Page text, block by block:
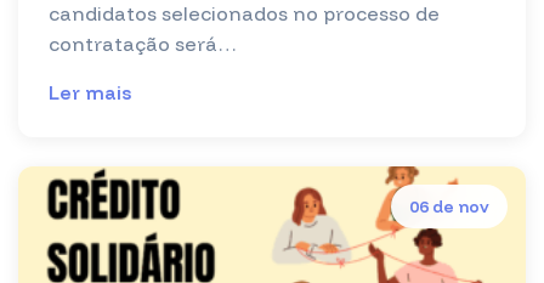
candidatos selecionados no processo de
contratação será…
Ler mais
06 de nov